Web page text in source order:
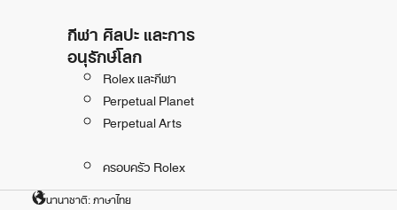
กีฬา ศิลปะ และการ
อนุรักษ์โลก
Rolex และกีฬา
Perpetual Planet
Perpetual Arts
ครอบครัว Rolex
นานาชาติ: ภาษาไทย